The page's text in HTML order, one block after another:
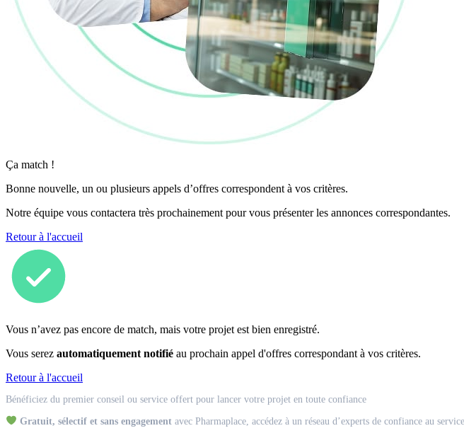
Ça match !
Bonne nouvelle, un ou plusieurs appels d’offres correspondent à vos critères.
Notre équipe vous contactera très prochainement pour vous présenter les annonces correspondantes.
Retour à l'accueil
Vous n’avez pas encore de match, mais votre projet est bien enregistré.
Vous serez automatiquement notifié au prochain appel d'offres correspondant à vos critères.
Retour à l'accueil
Expert
Bénéficiez du premier conseil ou service offert pour lancer votre projet en toute confiance
Gratuit, sélectif et sans engagementavec Pharmaplace, accédez à un réseau d’experts de confiance au